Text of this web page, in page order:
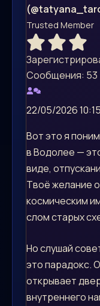
Trusted Member
Сообщения: 53
22/05/2026
Вот это я
в Водолее —
виде,
Твоё желание
космическим
слом старых
Но слушай
это парадокс.
открывает
внутреннего